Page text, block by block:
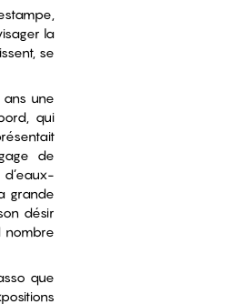
la
se
une
qui
de
grande
désir
nombre
que